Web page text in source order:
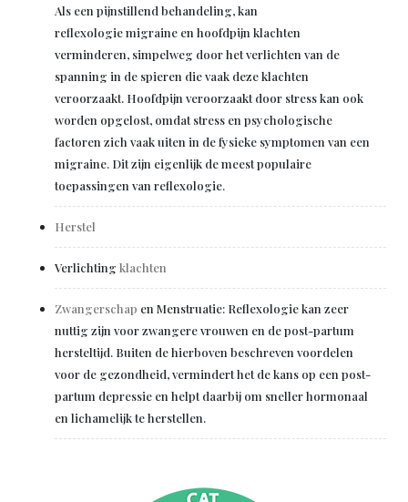
Als een pijnstillend behandeling, kan
reflexologie migraine en hoofdpijn klachten
verminderen, simpelweg door het verlichten van de
spanning in de spieren die vaak deze klachten
veroorzaakt. Hoofdpijn veroorzaakt door stress kan ook
worden opgelost, omdat stress en psychologische
factoren zich vaak uiten in de fysieke symptomen van een
migraine. Dit zijn eigenlijk de meest populaire
toepassingen van reflexologie.
Herstel
Verlichting klachten
Zwangerschap en Menstruatie: Reflexologie kan zeer
nuttig zijn voor zwangere vrouwen en de post-partum
hersteltijd. Buiten de hierboven beschreven voordelen
voor de gezondheid, vermindert het de kans op een post-
partum depressie en helpt daarbij om sneller hormonaal
en lichamelijk te herstellen.